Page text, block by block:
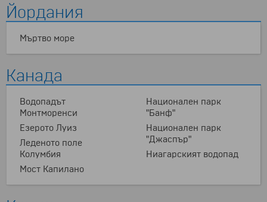
Йордания
Мъртво море
Канада
Водопадът
Монтморенси
Езерото Луиз
Леденото поле
Колумбия
Мост Капилано
Национален парк
"Банф"
Национален парк
"Джаспър"
Ниагарският водопад